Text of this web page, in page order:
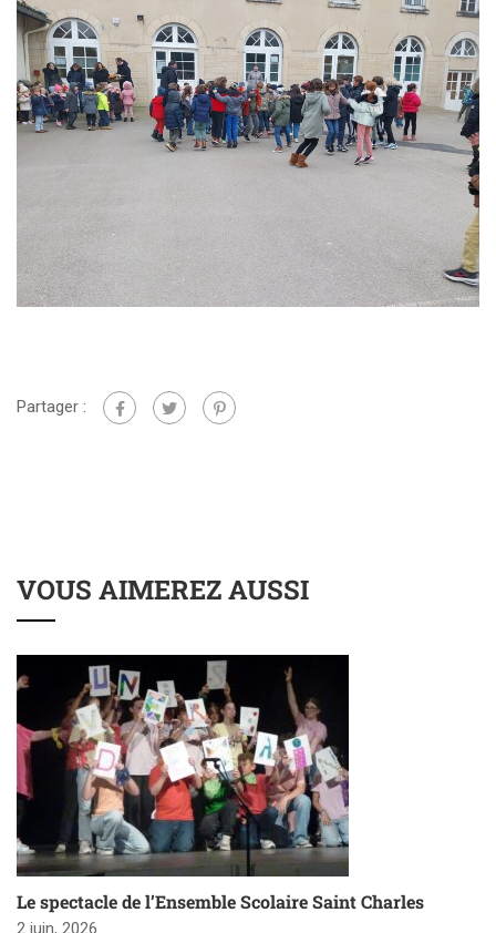
Partager :
VOUS AIMEREZ AUSSI
Le spectacle de l’Ensemble Scolaire Saint Charles
2 juin, 2026